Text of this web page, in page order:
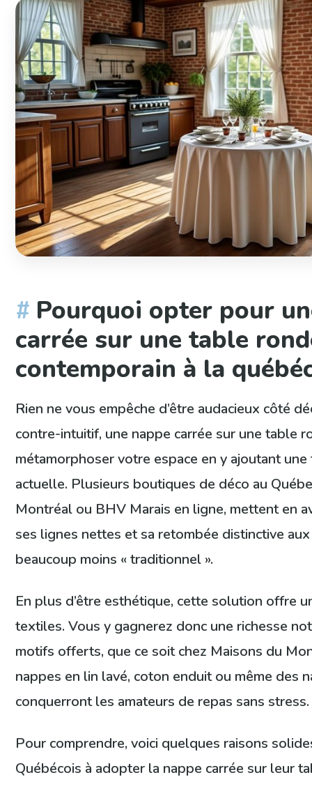
Pourquoi opter pour
carrée sur une table
contemporain à la
Rien ne vous empêche d’être audacieux côté
contre-intuitif, une nappe carrée sur une table
métamorphoser votre espace en y ajoutant
actuelle. Plusieurs boutiques de déco au
Montréal ou BHV Marais en ligne, mettent en
ses lignes nettes et sa retombée distinctive
beaucoup moins « traditionnel ».
En plus d’être esthétique, cette solution offre
textiles. Vous y gagnerez donc une richesse
motifs offerts, que ce soit chez Maisons du
nappes en lin lavé, coton enduit ou même des
conquerront les amateurs de repas sans stress.
Pour comprendre, voici quelques raisons
Québécois à adopter la nappe carrée sur leur